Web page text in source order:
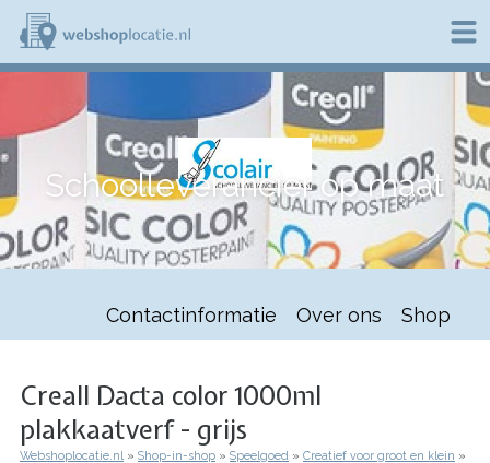
Overslaan
naar
de
s
p
o
c
l
Schoolleverancier op maat
Contactinformatie Over ons Shop
Creall Dacta color 1000ml
plakkaatverf - grijs
Webshoplocatie.nl Shop-in-shop Speelgoed
Creatief voor groot en klein